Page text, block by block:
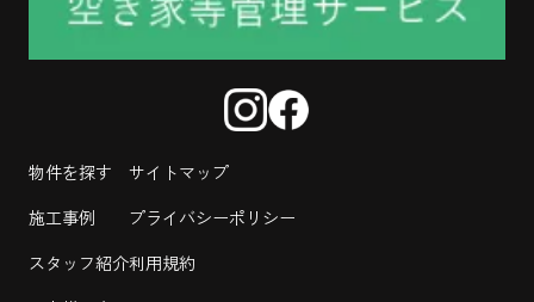
物件を探す
施工事例
スタッフ紹介
サイトマップ
プライバシーポリシー
利用規約